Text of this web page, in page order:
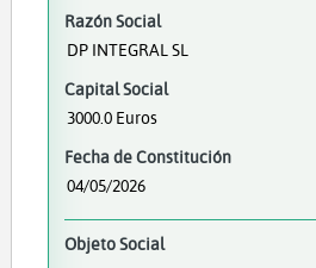
Razón Social
DP INTEGRAL SL
Capital Social
3000.0 Euros
Fecha de Constitución
04/05/2026
Objeto Social